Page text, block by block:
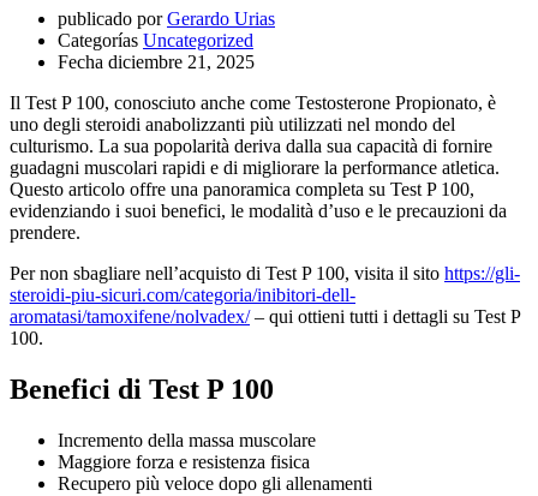
publicado por Gerardo Urias
Categorías Uncategorized
Fecha diciembre 21, 2025
Il Test P 100, conosciuto anche come Testosterone Propionato, è
uno degli steroidi anabolizzanti più utilizzati nel mondo del
culturismo. La sua popolarità deriva dalla sua capacità di fornire
guadagni muscolari rapidi e di migliorare la performance atletica.
Questo articolo offre una panoramica completa su Test P 100,
evidenziando i suoi benefici, le modalità d’uso e le precauzioni da
prendere.
Per non sbagliare nell’acquisto di Test P 100, visita il sito https://gli-
steroidi-piu-sicuri.com/categoria/inibitori-dell-
aromatasi/tamoxifene/nolvadex/– qui ottieni tutti i dettagli su Test P
100.
Benefici di Test P 100
Incremento della massa muscolare
Maggiore forza e resistenza fisica
Recupero più veloce dopo gli allenamenti